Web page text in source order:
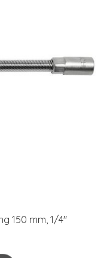
150 mm, 1/4"